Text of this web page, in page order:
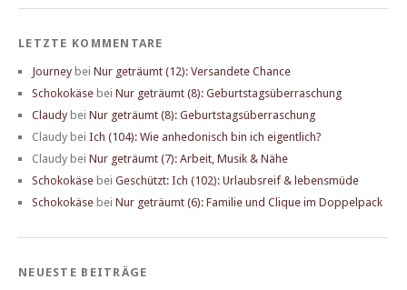
LETZTE KOMMENTARE
Journey bei Nur geträumt (12): Versandete Chance
Schokokäse bei Nur geträumt (8): Geburtstagsüberraschung
Claudy bei Nur geträumt (8): Geburtstagsüberraschung
Claudy bei Ich (104): Wie anhedonisch bin ich eigentlich?
Claudy bei Nur geträumt (7): Arbeit, Musik & Nähe
Schokokäse bei Geschützt: Ich (102): Urlaubsreif & lebensmüde
Schokokäse bei Nur geträumt (6): Familie und Clique im Doppelpack
NEUESTE BEITRÄGE